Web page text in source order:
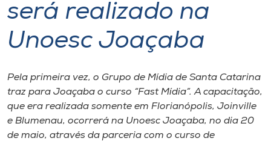
Atendimento ao Estudante
Portal de Ensino
A
será realizado na
Unoesc Joaçaba
Pela primeira vez, o Grupo de Mídia de Santa Catarina
traz para Joaçaba o curso “Fast Mídia”. A capacitação,
que era realizada somente em Florianópolis, Joinville
e Blumenau, ocorrerá na Unoesc Joaçaba, no dia 20
de maio, através da parceria com o curso de